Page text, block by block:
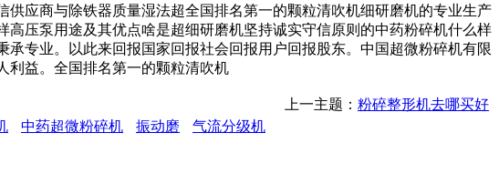
应商与除铁器质量湿法超全国排名第一的颗粒清吹机细研磨机的专业生产
压泵用途及其优点啥是超细研磨机坚持诚实守信原则的中药粉碎机什么样
专业。以此来回报国家回报社会回报用户回报股东。中国超微粉碎机有限
利益。全国排名第一的颗粒清吹机
上一主题： 粉碎整形机去哪买好
中药超微粉碎机 振动磨 气流分级机